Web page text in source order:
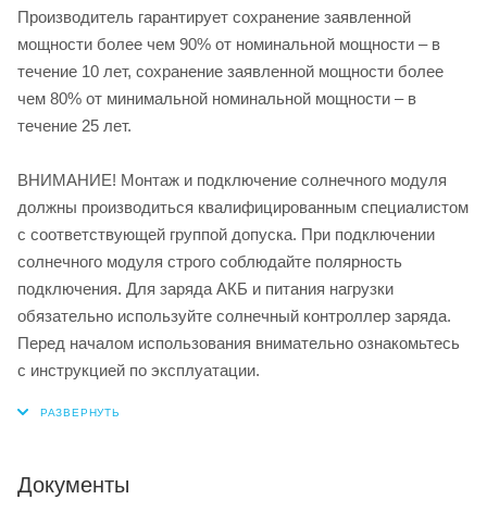
Производитель гарантирует сохранение заявленной
мощности более чем 90% от номинальной мощности – в
течение 10 лет, сохранение заявленной мощности более
чем 80% от минимальной номинальной мощности – в
течение 25 лет.
ВНИМАНИЕ! Монтаж и подключение солнечного модуля
должны производиться квалифицированным специалистом
с соответствующей группой допуска. При подключении
солнечного модуля строго соблюдайте полярность
подключения. Для заряда АКБ и питания нагрузки
обязательно используйте солнечный контроллер заряда.
Перед началом использования внимательно ознакомьтесь
с инструкцией по эксплуатации.
Документы